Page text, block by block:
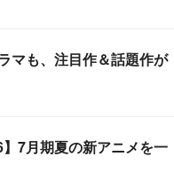
マも、注目作＆話題作が
】7月期夏の新アニメを一